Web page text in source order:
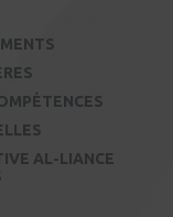
AL-LIANCE